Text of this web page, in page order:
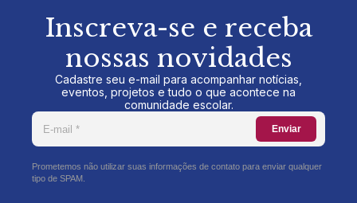
Inscreva-se e receba
nossas novidades
Cadastre seu e-mail para acompanhar notícias,
eventos, projetos e tudo o que acontece na
comunidade escolar.
Enviar
Prometemos não utilizar suas informações de contato para enviar qualquer
tipo de SPAM.